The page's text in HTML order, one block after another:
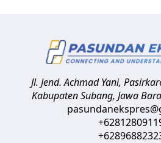
Jl. Jend. Achmad Yani,
Kabupaten Subang, Jawa